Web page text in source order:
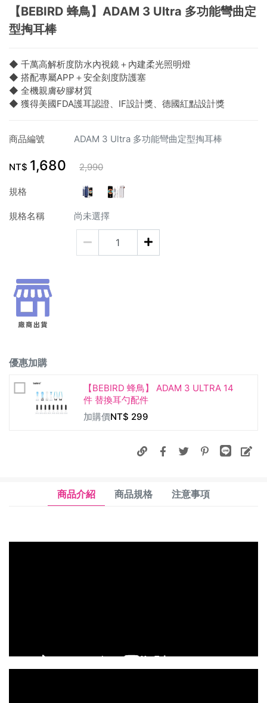
【BEBIRD 蜂鳥】ADAM 3 Ultra 多功能彎曲定
型掏耳棒
◆ 千萬高解析度防水內視鏡＋內建柔光照明燈
◆ 搭配專屬APP＋安全刻度防護塞
◆ 全機親膚矽膠材質
◆ 獲得美國FDA護耳認證、IF設計獎、德國紅點設計獎
商品編號 ADAM 3 Ultra 多功能彎曲定型掏耳棒
NT$ 1,680 2,990
規格
規格名稱 尚未選擇
優惠加購
【BEBIRD 蜂鳥】 ADAM 3 ULTRA 14
件 替換耳勺配件
加購價NT$ 299
商品介紹 商品規格 注意事項